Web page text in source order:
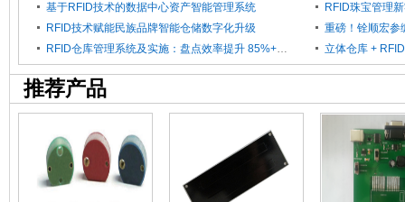
基于RFID技术的数据中心资产智能管理系统
RFID珠宝管理
RFID技术赋能民族品牌智能仓储数字化升级
RFID仓库管理系统及实施：盘点效率提升 85%+，拣货错误率直降 0.5% 以下
推荐产品